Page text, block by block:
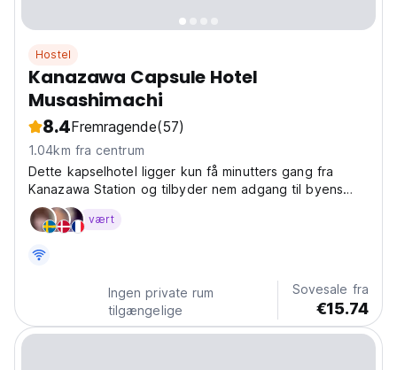
Hostel
Kanazawa Capsule Hotel
Musashimachi
8.4Fremragende(57)
1.04km fra centrum
Dette kapselhotel ligger kun få minutters gang fra
Kanazawa Station og tilbyder nem adgang til byens
største attraktioner.
vært
Ingen private rum
tilgængelige
Sovesale fra
€15.74